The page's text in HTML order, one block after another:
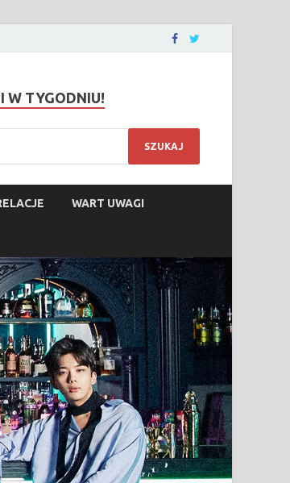
W TYGODNIU!
WART UWAGI